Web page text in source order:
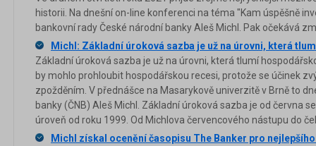
historii. Na dnešní on-line konferenci na téma "Kam úspěšně
bankovní rady České národní banky Aleš Michl. Pak očekává
Michl: Základní úroková sazba je už na úrovni, která
Základní úroková sazba je už na úrovni, která tlumí
by mohlo prohloubit hospodářskou recesi, protože se účinek
zpožděním. V přednášce na Masarykově univerzitě v Brně to
banky (ČNB) Aleš Michl. Základní úroková sazba je od června
úroveň od roku 1999. Od Michlova červencového nástupu do
Michl získal ocenění časopisu The Banker pro